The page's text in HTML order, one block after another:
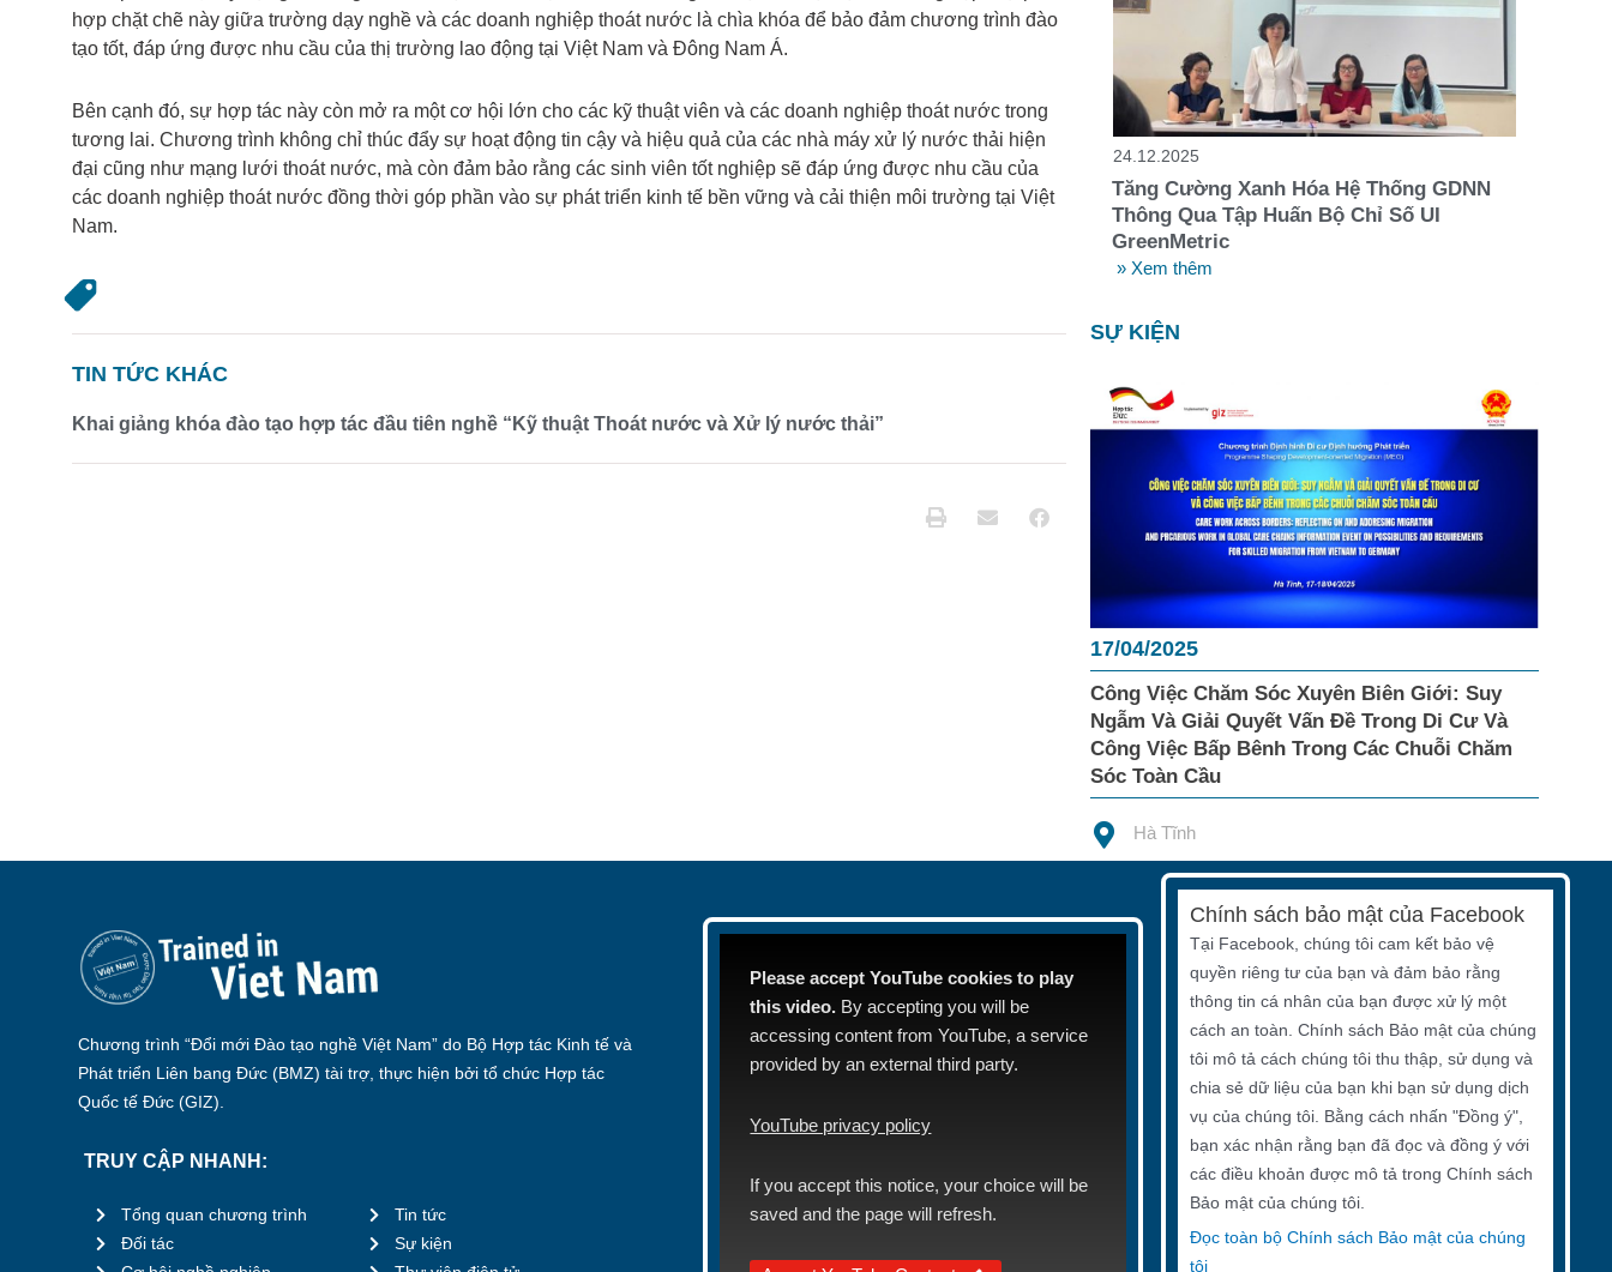
hợp chặt chẽ này giữa trường dạy nghề và các doanh nghiệp thoát nước là chìa khóa để bảo đảm chương trình đào
tạo tốt, đáp ứng được nhu cầu của thị trường lao động tại Việt Nam và Đông Nam Á.
Bên cạnh đó, sự hợp tác này còn mở ra một cơ hội lớn cho các kỹ thuật viên và các doanh nghiệp thoát nước trong
tương lai. Chương trình không chỉ thúc đẩy sự hoạt động tin cậy và hiệu quả của các nhà máy xử lý nước thải hiện
đại cũng như mạng lưới thoát nước, mà còn đảm bảo rằng các sinh viên tốt nghiệp sẽ đáp ứng được nhu cầu của
các doanh nghiệp thoát nước đồng thời góp phần vào sự phát triển kinh tế bền vững và cải thiện môi trường tại Việt
Nam.
TIN TỨC KHÁC
Khai giảng khóa đào tạo hợp tác đầu tiên nghề “Kỹ thuật Thoát nước và Xử lý nước thải”
24.12.2025
Tăng Cường Xanh Hóa Hệ Thống GDNN
Thông Qua Tập Huấn Bộ Chỉ Số UI
GreenMetric
» Xem thêm
SỰ KIỆN
17/04/2025
Công Việc Chăm Sóc Xuyên Biên Giới: Suy
Ngẫm Và Giải Quyết Vấn Đề Trong Di Cư Và
Công Việc Bấp Bênh Trong Các Chuỗi Chăm
Sóc Toàn Cầu
Hà Tĩnh
Chương trình “Đổi mới Đào tạo nghề Việt Nam” do Bộ Hợp tác Kinh tế và
Phát triển Liên bang Đức (BMZ) tài trợ, thực hiện bởi tổ chức Hợp tác
Quốc tế Đức (GIZ).
TRUY CẬP NHANH:
Tổng quan chương trình
Đối tác
Tin tức
Sự kiện
Please accept YouTube cookies to play
this video. By accepting you will be
accessing content from YouTube, a service
provided by an external third party.
YouTube privacy policy
If you accept this notice, your choice will be
saved and the page will refresh.
Chính sách bảo mật của Facebook
Tại Facebook, chúng tôi cam kết bảo vệ
quyền riêng tư của bạn và đảm bảo rằng
thông tin cá nhân của bạn được xử lý một
cách an toàn. Chính sách Bảo mật của chúng
tôi mô tả cách chúng tôi thu thập, sử dụng và
chia sẻ dữ liệu của bạn khi bạn sử dụng dịch
vụ của chúng tôi. Bằng cách nhấn "Đồng ý",
bạn xác nhận rằng bạn đã đọc và đồng ý với
các điều khoản được mô tả trong Chính sách
Bảo mật của chúng tôi.
Đọc toàn bộ Chính sách Bảo mật của chúng
tôi